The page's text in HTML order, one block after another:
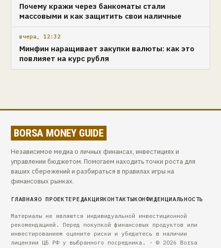
Почему кражи через банкоматы стали
массовыми и как защитить свои наличные
вчера, 12:32
Минфин наращивает закупки валюты: как это
повлияет на курс рубля
BORSA MONEY GUIDE
Независимое медиа о личных финансах, инвестициях и
управлении бюджетом. Помогаем находить точки роста для
ваших сбережений и разбираться в правилах игры на
финансовых рынках.
ГЛАВНАЯО ПРОЕКТЕРЕДАКЦИЯКОНТАКТЫКОНФИДЕНЦИАЛЬНОСТЬ
Материалы не являются индивидуальной инвестиционной
рекомендацией. Перед покупкой финансовых продуктов или
инвестированием оцените риски и убедитесь в наличии
лицензии ЦБ РФ у выбранного посредника. · © 2026 Borsa